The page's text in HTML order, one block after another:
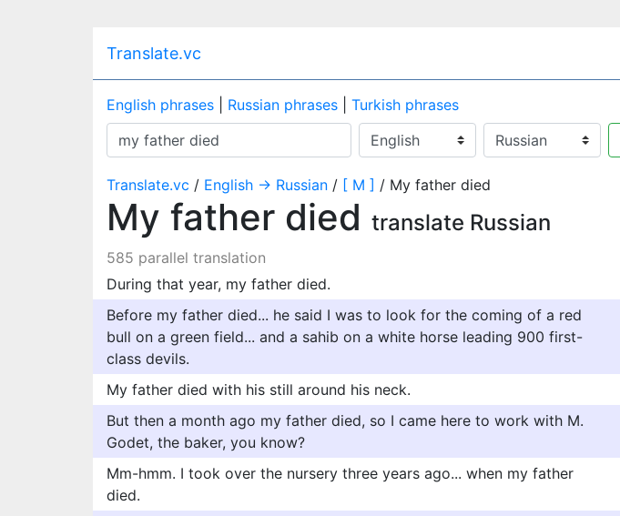
Translate.vc
English phrases Russian phrases
Turkish phrases
Translate.vc / English → Russian / [ M ] / My father died
My father died translate Russian
585 parallel translation
During that year, my father died.
Before my father died... he said I was to look for the coming of a red
bull on a green field... and a sahib on a white horse leading 900 first-
class devils.
My father died with his still around his neck.
But then a month ago my father died, so I came here to work with M.
Godet, the baker, you know?
Mm-hmm. I took over the nursery three years ago... when my father
died.